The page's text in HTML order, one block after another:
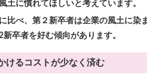
土に慣れてほしいと考えています。
比べ、第２新卒者は企業の風土に
卒者を好む傾向があります。
けるコストが少なく済む